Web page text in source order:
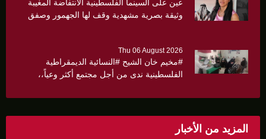
عين على السينما الفلسطينية الانتفاضة المغيبة
وثيقة بصرية مشهدية وقف لها الجهمور وصفق
Thu 06 August 2026
#مخيم خان الشيح #النسائية الديمقراطية
الفلسطينية ندى من أجل مجتمع أكثر وعياً،،
بروشورات توعوية على سيدات الحي.
المزيد من الأخبار